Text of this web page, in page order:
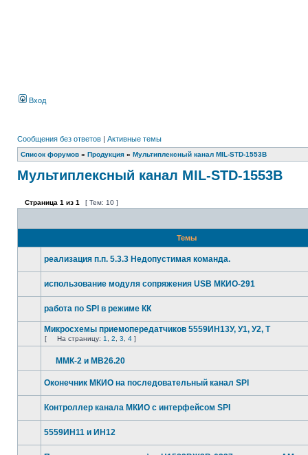
Вход
Сообщения без ответов | Активные темы
Список форумов » Продукция » Мультиплексный канал MIL-STD-1553B
Мультиплексный канал MIL-STD-1553B
Страница 1 из 1 [ Тем: 10 ]
Темы
реализация п.п. 5.3.3 Недопустимая команда.
использование модуля сопряжения USB МКИО-291
работа по SPI в режиме КК
Микросхемы приемопередатчиков 5559ИН13У, У1, У2, Т
[ На страницу: 1 2 3 4 ]
ММК-2 и МВ26.20
Оконечник МКИО на последовательный канал SPI
Контроллер канала МКИО с интерфейсом SPI
5559ИН11 и ИН12